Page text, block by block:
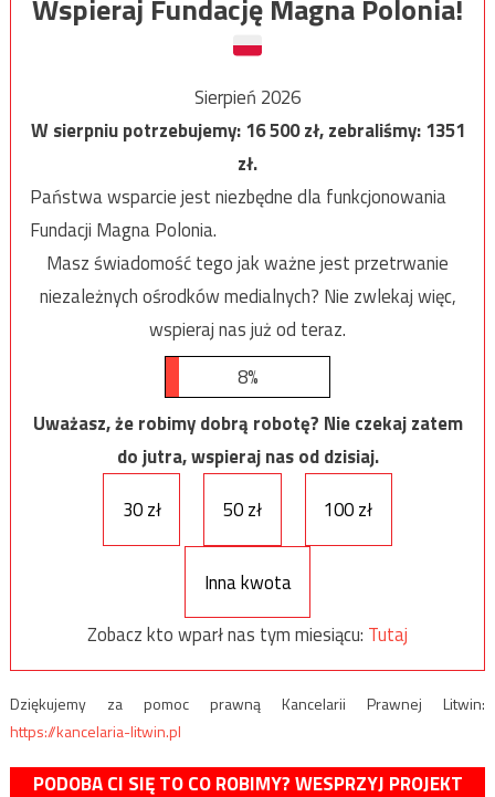
Wspieraj Fundację Magna Polonia!
Sierpień 2026
W sierpniu potrzebujemy:16 500zł, zebraliśmy:1351
zł.
Państwa wsparcie jest niezbędne dla funkcjonowania
Fundacji Magna Polonia.
Masz świadomość tego jak ważne jest przetrwanie
niezależnych ośrodków medialnych? Nie zwlekaj więc,
wspieraj nas już od teraz.
8%
Uważasz, że robimy dobrą robotę? Nie czekaj zatem
do jutra, wspieraj nas od dzisiaj.
30 zł
50 zł 100 zł
Inna kwota
Zobacz kto wparł nas tym miesiącu: Tutaj
Dziękujemy za pomoc prawną Kancelarii Prawnej Litwin:
https://kancelaria-litwin.pl
PODOBA CI SIĘ TO CO ROBIMY? WESPRZYJ PROJEKT